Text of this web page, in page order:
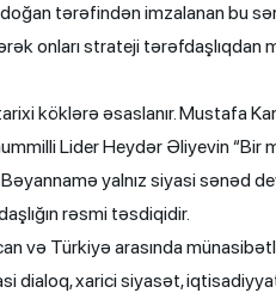
tərəfindən imzalanan bu
onları strateji tərəfdaşlıqdan
köklərə əsaslanır. Mustafa
Lider Heydər Əliyevin “Bir
yalnız siyasi sənəd
rəsmi təsdiqidir.
və Türkiyə arasında
dialoq, xarici siyasət,